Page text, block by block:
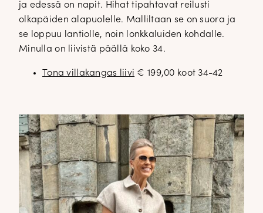
ja edessä on napit. Hihat tipahtavat reilusti
olkapäiden alapuolelle. Malliltaan se on suora ja
se loppuu lantiolle, noin lonkkaluiden kohdalle.
Minulla on liivistä päällä koko 34.
Tona villakangas liivi € 199,00 koot 34-42